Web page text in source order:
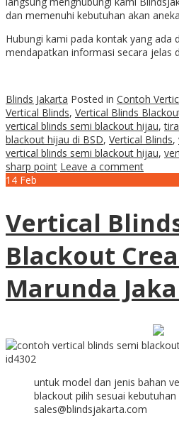
dan memenuhi kebutuhan akan
Hubungi kami pada kontak yang ada
mendapatkan informasi secara jelas
Blinds Jakarta Posted in Contoh
Vertical Blinds, Vertical Blinds
vertical blinds semi blackout hijau,
blackout hijau di BSD, Vertical Blinds,
vertical blinds semi blackout hijau,
sharp point Leave a comment
14 Feb
Vertical
Blackout
Marunda
untuk model dan jenis bahan
blackout pilih sesuai kebutuhan
sales@blindsjakarta.com